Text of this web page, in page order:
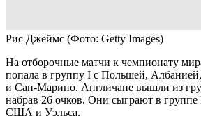
Рис Джеймс (Фото: Getty Images)
На отборочные матчи к чемпионату
попала в группу I с Польшей,
и Сан-Марино. Англичане вышли из
набрав 26 очков. Они сыграют в
США и Уэльса.